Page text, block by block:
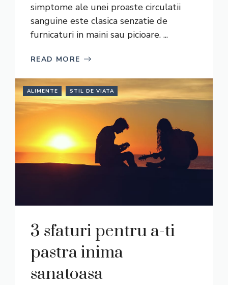
simptome ale unei proaste circulatii
sanguine este clasica senzatie de
furnicaturi in maini sau picioare. ...
READ MORE
ALIMENTE STIL DE VIATA
3 sfaturi pentru a-ti
pastra inima
sanatoasa